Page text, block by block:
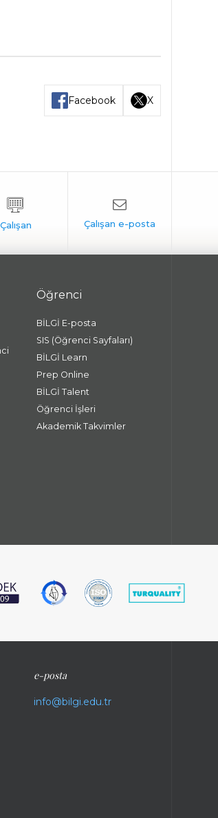
Facebook X
Öğrenci
BİLGİ E-posta
SIS (Öğrenci Sayfaları)
BİLGİ Learn
Prep Online
BİLGİ Talent
Öğrenci İşleri
Akademik Takvimler
e-posta
info@bilgi.edu.tr